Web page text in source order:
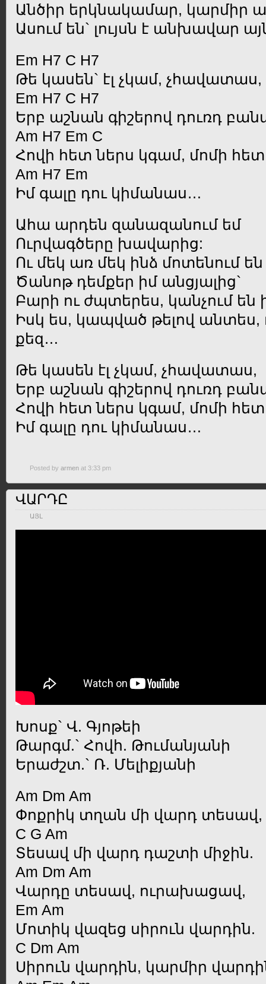
Անծիր երկնակամար, կարմիր
Ասում են` լույսն է անխավար
Em H7 C H7
Թե կասեն` էլ չկամ, չհավատաս,
Em H7 C H7
Երբ աշնան գիշերով դուռդ
Am H7 Em C
Հովի հետ ներս կգամ, մոմի
Am H7 Em
Իմ գալը դու կիմանաս…
Ահա արդեն զանազանում եմ
Ուրվագծերը խավարից:
Ու մեկ առ մեկ ինձ մոտենում են
Ծանոթ դեմքեր իմ անցյալից`
Բարի ու ժպտերես, կանչում են
Իսկ ես, կապված թելով անտես,
քեզ…
Թե կասեն էլ չկամ, չհավատաս,
Երբ աշնան գիշերով դուռդ
Հովի հետ ներս կգամ, մոմի
Իմ գալը դու կիմանաս…
Posted by armen at 3:33 pm
ՎԱՐԴԸ
ԱՅԼ
Խոսք` Վ. Գյոթեի
Թարգմ.` Հովհ. Թումանյանի
Երաժշտ.` Ռ. Մելիքյանի
Am Dm Am
Փոքրիկ տղան մի վարդ տեսավ,
C G Am
Տեսավ մի վարդ դաշտի միջին.
Am Dm Am
Վարդը տեսավ, ուրախացավ,
Em Am
Մոտիկ վազեց սիրուն վարդին.
C Dm Am
Սիրուն վարդին, կարմիր